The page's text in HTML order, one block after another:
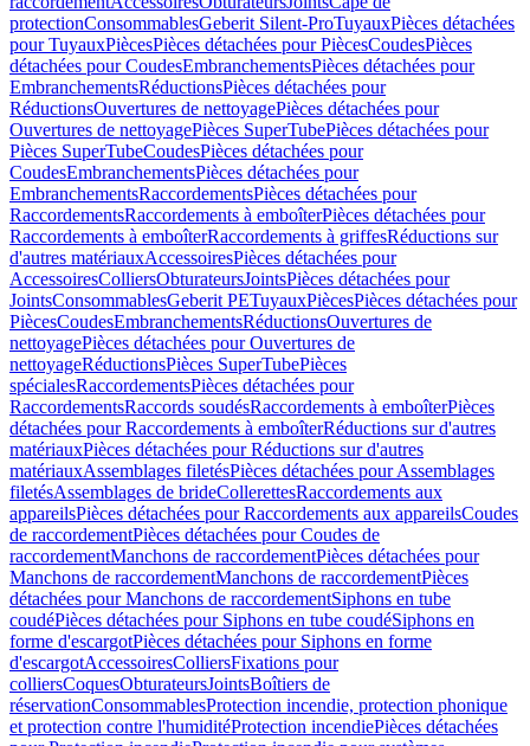
protectionConsommablesGeberit Silent-ProTuyauxPièces détachées
pour TuyauxPiècesPièces détachées pour PiècesCoudesPièces
détachées pour CoudesEmbranchementsPièces détachées pour
EmbranchementsRéductionsPièces détachées pour
RéductionsOuvertures de nettoyagePièces détachées pour
Ouvertures de nettoyagePièces SuperTubePièces détachées pour
Pièces SuperTubeCoudesPièces détachées pour
CoudesEmbranchementsPièces détachées pour
EmbranchementsRaccordementsPièces détachées pour
RaccordementsRaccordements à emboîterPièces détachées pour
Raccordements à emboîterRaccordements à griffesRéductions sur
d'autres matériauxAccessoiresPièces détachées pour
AccessoiresColliersObturateursJointsPièces détachées pour
JointsConsommablesGeberit PETuyauxPiècesPièces détachées pour
PiècesCoudesEmbranchementsRéductionsOuvertures de
nettoyagePièces détachées pour Ouvertures de
nettoyageRéductionsPièces SuperTubePièces
spécialesRaccordementsPièces détachées pour
RaccordementsRaccords soudésRaccordements à emboîterPièces
détachées pour Raccordements à emboîterRéductions sur d'autres
matériauxPièces détachées pour Réductions sur d'autres
matériauxAssemblages filetésPièces détachées pour Assemblages
filetésAssemblages de brideCollerettesRaccordements aux
appareilsPièces détachées pour Raccordements aux appareilsCoudes
de raccordementPièces détachées pour Coudes de
raccordementManchons de raccordementPièces détachées pour
Manchons de raccordementManchons de raccordementPièces
détachées pour Manchons de raccordementSiphons en tube
coudéPièces détachées pour Siphons en tube coudéSiphons en
forme d'escargotPièces détachées pour Siphons en forme
d'escargotAccessoiresColliersFixations pour
colliersCoquesObturateursJointsBoîtiers de
réservationConsommablesProtection incendie, protection phonique
et protection contre l'humiditéProtection incendiePièces détachées